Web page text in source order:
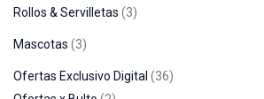
Rollos & Servilletas 3
Mascotas 3
Ofertas Exclusivo Digital
36